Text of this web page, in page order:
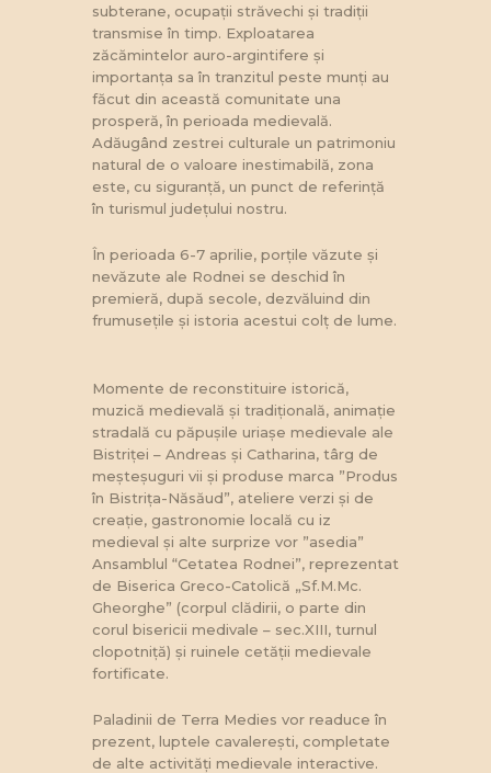
subterane, ocupații străvechi și tradiții
transmise în timp. Exploatarea
zăcămintelor auro-argintifere și
importanța sa în tranzitul peste munți au
făcut din această comunitate una
prosperă, în perioada medievală.
Adăugând zestrei culturale un patrimoniu
natural de o valoare inestimabilă, zona
este, cu siguranță, un punct de referință
în turismul județului nostru.
În perioada 6-7 aprilie, porțile văzute și
nevăzute ale Rodnei se deschid în
premieră, după secole, dezvăluind din
frumusețile și istoria acestui colț de lume.
Momente de reconstituire istorică,
muzică medievală și tradițională, animație
stradală cu păpușile uriașe medievale ale
Bistriței – Andreas și Catharina, târg de
meșteșuguri vii și produse marca ”Produs
în Bistrița-Năsăud”, ateliere verzi și de
creație, gastronomie locală cu iz
medieval și alte surprize vor ”asedia”
Ansamblul “Cetatea Rodnei”, reprezentat
de Biserica Greco-Catolică „Sf.M.Mc.
Gheorghe” (corpul clădirii, o parte din
corul bisericii medivale – sec.XIII, turnul
clopotniță) și ruinele cetății medievale
fortificate.
Paladinii de Terra Medies vor readuce în
prezent, luptele cavalerești, completate
de alte activități medievale interactive.